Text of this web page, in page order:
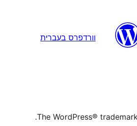
וורדפרס בעברית
The WordPress®